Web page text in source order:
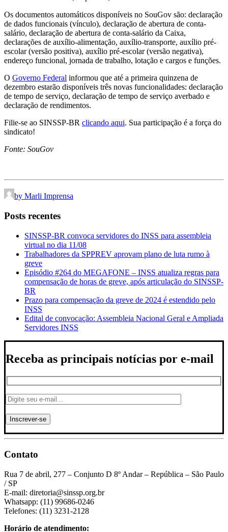
Os documentos automáticos disponíveis no SouGov são: declaração
de dados funcionais (vínculo), declaração de abertura de conta-
salário, declaração de abertura de conta-salário da Caixa,
declarações de auxílio-alimentação, auxílio-transporte, auxílio pré-
escolar (versão positiva), auxílio pré-escolar (versão negativa),
endereço funcional, jornada de trabalho, lotação e cargos e funções.
O Governo Federal informou que até a primeira quinzena de
dezembro estarão disponíveis três novas funcionalidades: declaração
de tempo de serviço, declaração de tempo de serviço averbado e
declaração de rendimentos.
Filie-se ao SINSSP-BR clicando aqui. Sua participação é a força do
sindicato!
Fonte: SouGov
by Marli Imprensa
Posts recentes
SINSSP-BR convoca servidores do INSS para assembleia
virtual no dia 11/08
Trabalhadores da SPPREV aprovam plano de luta rumo à
greve
Episódio #264 do MEGAFONE – INSS atualiza regras para
compensação de horas de greve, após articulação do SINSSP-
BR
Prazo para compensação da greve de 2024 é estendido pelo
INSS
Edital de convocação: Assembleia Nacional Geral e Ampliada
Servidores INSS
Receba as principais notícias por e-mail
Contato
Rua 7 de abril, 277 – Conjunto D 8º Andar – República – São Paulo
/ SP
E-mail: diretoria@sinssp.org.br
Whatsapp: (11) 99686-0246
Telefones: (11) 3231-2128
Horário de atendimento: